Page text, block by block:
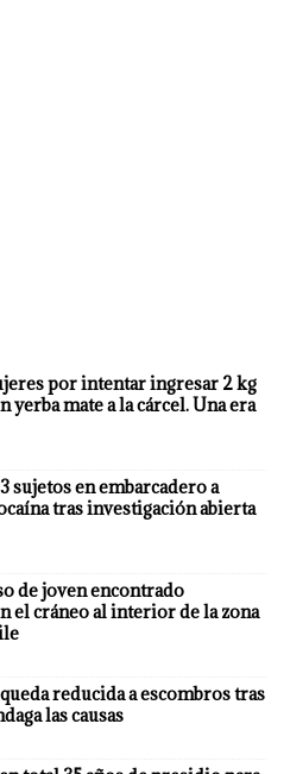
por intentar ingresar 2 kg
yerba mate a la cárcel. Una era
sujetos en embarcadero a
tras investigación abierta
de joven encontrado
el cráneo al interior de la zona
reducida a escombros tras
las causas